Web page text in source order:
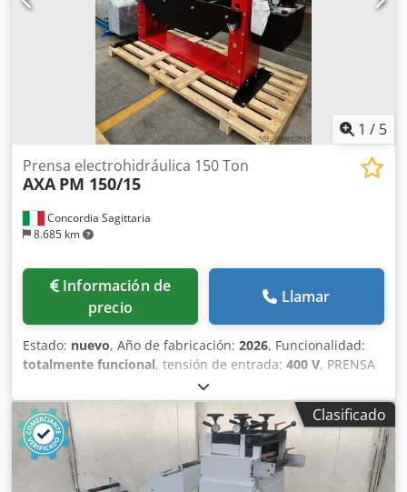
para bandas de aproximadamente 1,5 x 10 mm Espacio
requerido (largo x ancho x alto): 250 x 100 x 150 mm Peso:
5 kg En buen estado.
1 / 5
Concordia Sagittaria
8.685 km
Prensa electrohidráulica 150 Ton
AXA PM 150/15
Información de
precio
Llamar
Estado: nuevo, Año de fabricación: 2026, Funcionalidad:
totalmente funcional, tensión de entrada: 400 V, PRENSA
ELECTROHIDRÁULICA DE CILINDRO MÓVIL AXA. Potencia:
150 toneladas. Doble velocidad automática con avance
rápido. Cuadro eléctrico especial con conmutador
rápido/lento para mando con una mano. Cilindro móvil con
carrera de 816 mm en dirección transversal. Luz interior
de hombro a hombro: 1500 mm. Carrera del vástago: 300
Clasificado